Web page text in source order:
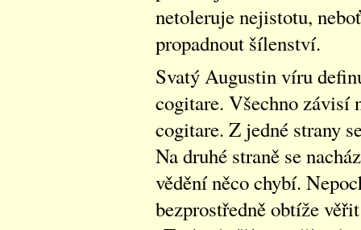
netoleruje nejistotu,
propadnout šílenství.
Svatý Augustin víru
cogitare. Všechno závisí
cogitare. Z jedné strany
Na druhé straně se
vědění něco chybí.
bezprostředně obtíže